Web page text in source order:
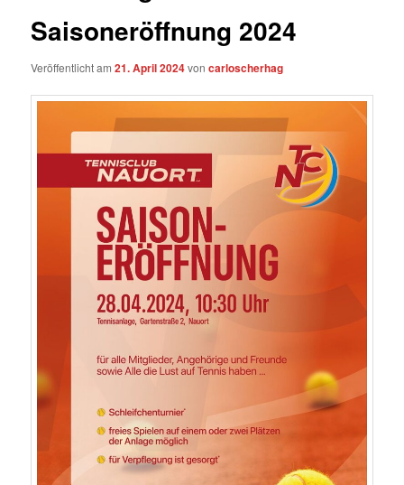
Saisoneröffnung 2024
Veröffentlicht am21. April 2024voncarloscherhag